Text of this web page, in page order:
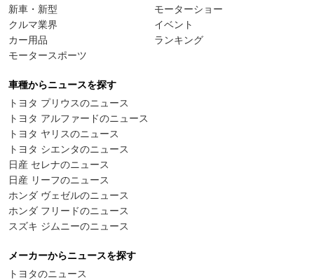
新車・新型
クルマ業界
カー用品
モータースポーツ
モーターショー
イベント
ランキング
車種からニュースを探す
トヨタ プリウスのニュース
トヨタ アルファードのニュース
トヨタ ヤリスのニュース
トヨタ シエンタのニュース
日産 セレナのニュース
日産 リーフのニュース
ホンダ ヴェゼルのニュース
ホンダ フリードのニュース
スズキ ジムニーのニュース
メーカーからニュースを探す
トヨタのニュース